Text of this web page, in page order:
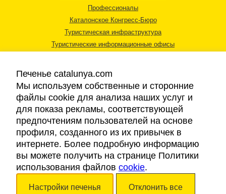
Профессионалы
Каталонское Конгресс-Бюро
Туристическая инфраструктура
Туристические информационные офисы
Правовая информация
Cookies
Доступность
Авторские права © 2026. Каталонский Туристический Совет. Все права
Печенье catalunya.com
Мы используем собственные и сторонние
файлы cookie для анализа наших услуг и
для показа рекламы, соответствующей
предпочтениям пользователей на основе
профиля, созданного из их привычек в
интернете. Более подробную информацию
вы можете получить на странице Политики
использования файлов cookie.
Настройки печенья Отклонить все